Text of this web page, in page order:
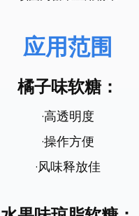
应用范围
橘子味软糖：
·高透明度
·操作方便
·风味释放佳